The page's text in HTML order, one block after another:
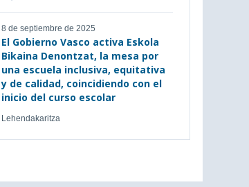
8 de septiembre de 2025
El Gobierno Vasco activa Eskola
Bikaina Denontzat, la mesa por
una escuela inclusiva, equitativa
y de calidad, coincidiendo con el
inicio del curso escolar
Lehendakaritza